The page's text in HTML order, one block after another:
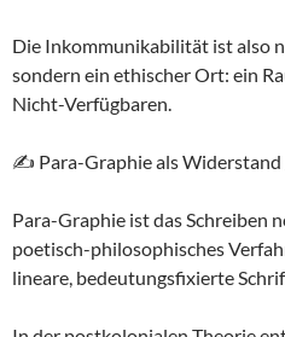
Die Inkommunikabilität ist also
sondern ein ethischer Ort: ein
Nicht-Verfügbaren.
✍️ Para-Graphie als Widerstand
Para-Graphie ist das Schreiben
poetisch-philosophisches
lineare, bedeutungsfixierte